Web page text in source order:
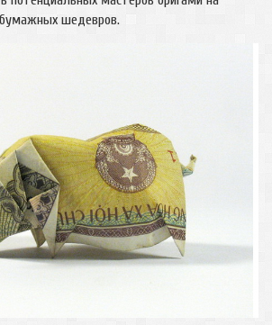
шедевров.